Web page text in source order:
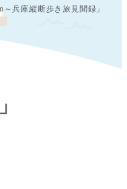
兵庫縦断歩き旅見聞録」